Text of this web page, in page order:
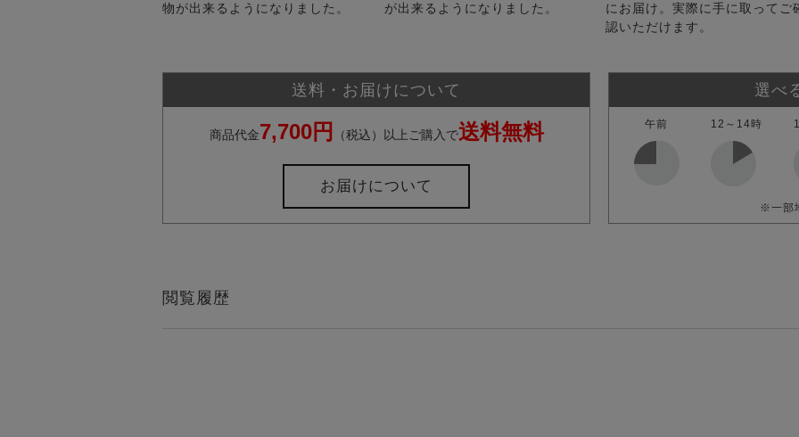
物が出来るようになりました。
が出来るようになりました。
にお届け。実際に手に取ってご
認いただけます。
送料・お届けについて
商品代金7,700円 （税込）以上ご購入で送料無料
お届けについて
選べ
午前 12～14時
※一部
閲覧履歴